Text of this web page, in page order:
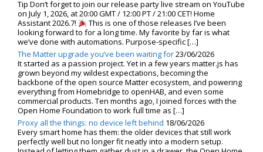
Tip Don’t forget to join our release party live stream on YouTube
on July 1, 2026, at 20:00 GMT / 12:00 PT / 21:00 CET! Home
Assistant 2026.7!
This is one of those releases I’ve been
looking forward to for a long time. My favorite by far is what
we’ve done with automations. Purpose-specific […]
The Matter upgrade you’ve been waiting for23/06/2026
It started as a passion project. Yet in a few years matter.js has
grown beyond my wildest expectations, becoming the
backbone of the open source Matter ecosystem, and powering
everything from Homebridge to openHAB, and even some
commercial products. Ten months ago, I joined forces with the
Open Home Foundation to work full time as […]
Proxy all the things: no device left behind 18/06/2026
Every smart home has them: the older devices that still work
perfectly well but no longer fit neatly into a modern setup.